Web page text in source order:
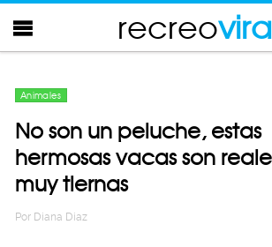
recreo
Animales
No son un peluche, estas
hermosas vacas son
muy tiernas
Por Diana Diaz